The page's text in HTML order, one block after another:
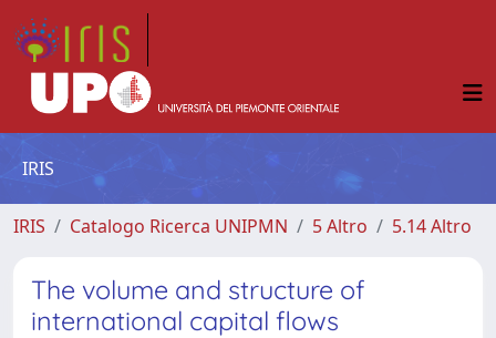
IRIS
IRIS Catalogo Ricerca UNIPMN 5 Altro 5.14 Altro
The volume and structure of
international capital flows